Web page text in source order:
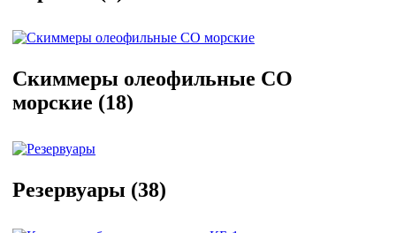
Скиммеры олеофильные СО
морские (18)
Резервуары (38)